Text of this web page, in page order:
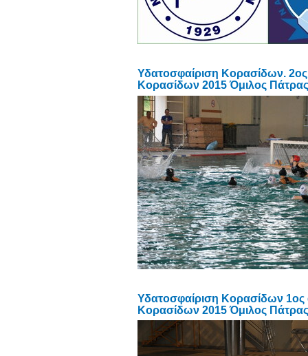
Υδατοσφαίριση Κορασίδων.
Κορασίδων 2015 Όμιλος
Υδατοσφαίριση Κορασίδων
Κορασίδων 2015 Όμιλος